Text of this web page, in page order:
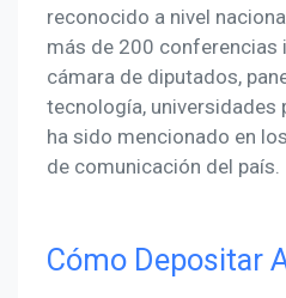
reconocido a nivel
más de 200 conferencias
cámara de diputados,
tecnología, universidades
ha sido mencionado en
de comunicación del país.
Cómo Depositar